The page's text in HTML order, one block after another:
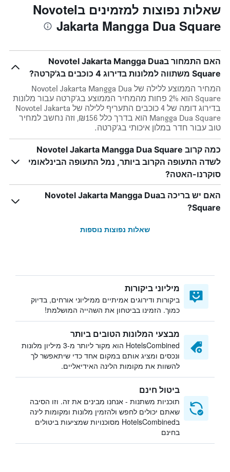
שאלות נפוצות למזמינים בNovotel
Jakarta Mangga Dua Square
האם התמחור בNovotel Jakarta Mangga Dua
Square משתווה למלונות בדירוג 4 כוכבים בג'קרטה?
המחיר הממוצע ללילה של Novotel Jakarta Mangga Dua
Square הוא 2% פחות מהמחיר הממוצע בג'קרטה עבור מלונות
בדירוג דומה של 4 כוכבים התעריף ללילה של Novotel Jakarta
Mangga Dua Square הוא בדרך כלל ₪156, וזה נחשב למחיר
טוב עבור חדר במלון איכותי בג'קרטה.
כמה קרוב Novotel Jakarta Mangga Dua Square
לשדה התעופה הקרוב ביותר, נמל התעופה הבינלאומי
סוקרנו-האטה?
האם יש בריכה בNovotel Jakarta Mangga Dua
Square?
שאלות נפוצות נוספות
מיליוני ביקורות
ביקורות ודירוגים אמיתיים ממיליוני אורחים, בדיוק
כמוך. הזמינו בביטחון את השהייה המושלמת!
מבצעי המלונות הטובים ביותר
HotelsCombined הוא מקור ליותר מ-3 מיליון מלונות
ונכסים ומציג אותם במקום אחד כדי שיתאפשר לך
להשוות את מקומות הלינה האידיאליים.
ביטול חינם
תוכניות משתנות - אנחנו מבינים את זה. וזו הסיבה
שאתם יכולים לחפש ולהזמין מלונות ומקומות לינה
בHotelsCombined מסוכנויות שמציעות ביטולים
בחינם